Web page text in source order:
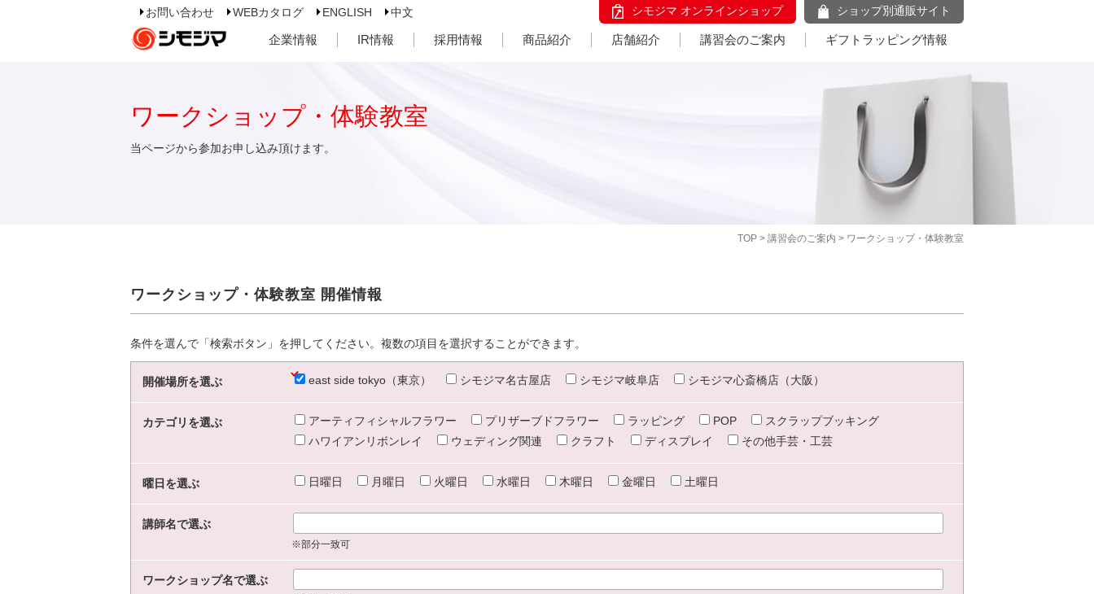
お問い合わせ WEBカタログ ENGLISH 中文 シモジマ オンラインショップ ショップ別通販サイト
企業情報 IR情報 採用情報 商品紹介 店舗紹介 講習会のご案内 ギフトラッピング情報
TOP > 講習会のご案内 > ワークショップ・体験教室
ワークショップ・体験教室
当ページから参加お申し込み頂けます。
ワークショップ・体験教室 開催情報
条件を選んで「検索ボタン」を押してください。複数の項目を選択することができます。
開催場所を選ぶ east side tokyo（東京） シモジマ名古屋店 シモジマ岐阜店 シモジマ心斎橋店（大阪）
カテゴリを選ぶ アーティフィシャルフラワー プリザーブドフラワー ラッピング POP
スクラップブッキング
ハワイアンリボンレイ
ウェディング関連 クラフト ディスプレイ その他手芸・工芸
曜日を選ぶ 日曜日 月曜日 火曜日 水曜日 木曜日 金曜日 土曜日
講師名で選ぶ
※部分一致可
ワークショップ名で選ぶ